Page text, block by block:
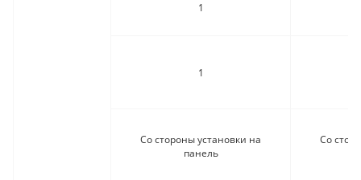
1
1
Со стороны установки на
панель
Со